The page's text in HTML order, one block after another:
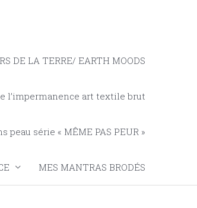
DE LA TERRE/ EARTH MOODS
l’impermanence art textile brut
peau série « MÊME PAS PEUR »
MES MANTRAS BRODÉS